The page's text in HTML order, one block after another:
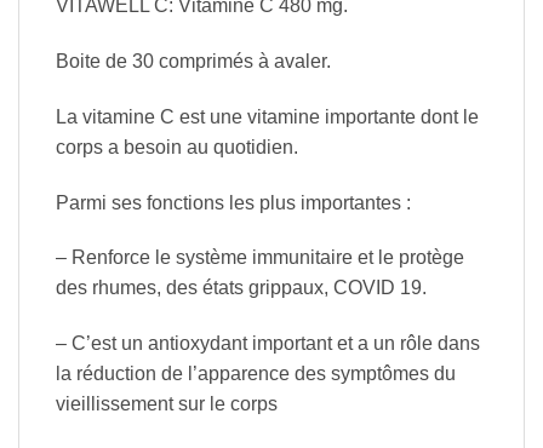
VITAWELL C: Vitamine C 480 mg.
Boite de 30 comprimés à avaler.
La vitamine C est une vitamine importante dont le
corps a besoin au quotidien.
Parmi ses fonctions les plus importantes :
– Renforce le système immunitaire et le protège
des rhumes, des états grippaux, COVID 19.
– C’est un antioxydant important et a un rôle dans
la réduction de l’apparence des symptômes du
vieillissement sur le corps